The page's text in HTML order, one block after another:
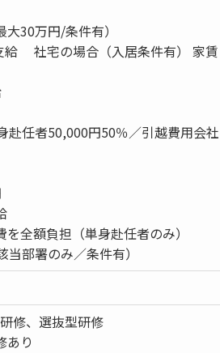
30万円/条件有）
給 社宅の場合（入居条件有） 家賃
赴任者50,000円50％／引越費用会社
全額負担（単身赴任者のみ）
部署のみ／条件有）
修、選抜型研修
あり